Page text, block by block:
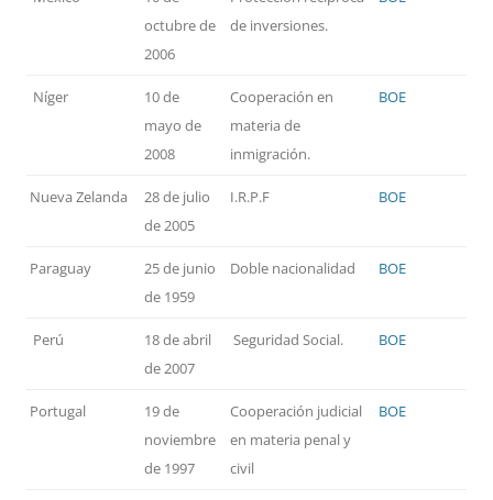
octubre de
2006
de inversiones.
Níger
10 de
mayo de
2008
Cooperación en
materia de
inmigración.
BOE
Nueva Zelanda
28 de julio
de 2005
I.R.P.F BOE
Paraguay
25 de junio
de 1959
Doble nacionalidad BOE
Perú
18 de abril
de 2007
Seguridad Social. BOE
Portugal
19 de
noviembre
de 1997
Cooperación judicial
en materia penal y
civil
BOE